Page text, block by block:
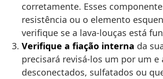
corretamente. Esses
resistência ou o elemento
verifique se a lava-louças está
Verifique a fiação interna da
precisará revisá-los um por um
desconectados, sulfatados ou